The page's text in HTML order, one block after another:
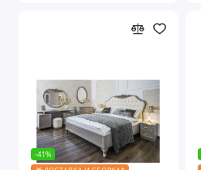
-41%